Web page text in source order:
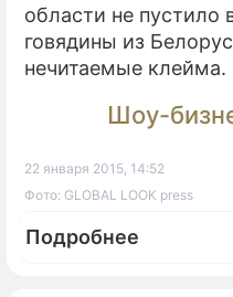
области не пустило
говядины из
нечитаемые клейма.
Шоу-
22 января 2015, 14:52
Фото: GLOBAL LOOK press
Подробнее